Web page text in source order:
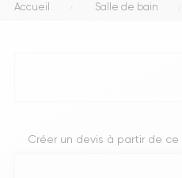
Accueil Salle de bain
Créer un devis à partir de ce